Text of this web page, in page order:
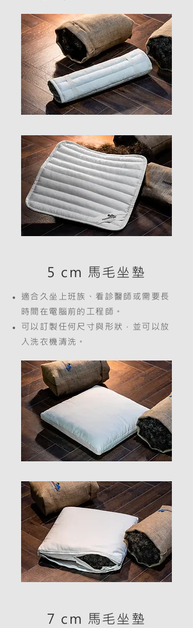
5 cm 馬毛坐墊
適合久坐上班族、看診醫師或需要長
時間在電腦前的工程師。
可以訂製任何尺寸與形狀，並可以放
入洗衣機清洗。
7 cm 馬毛坐墊